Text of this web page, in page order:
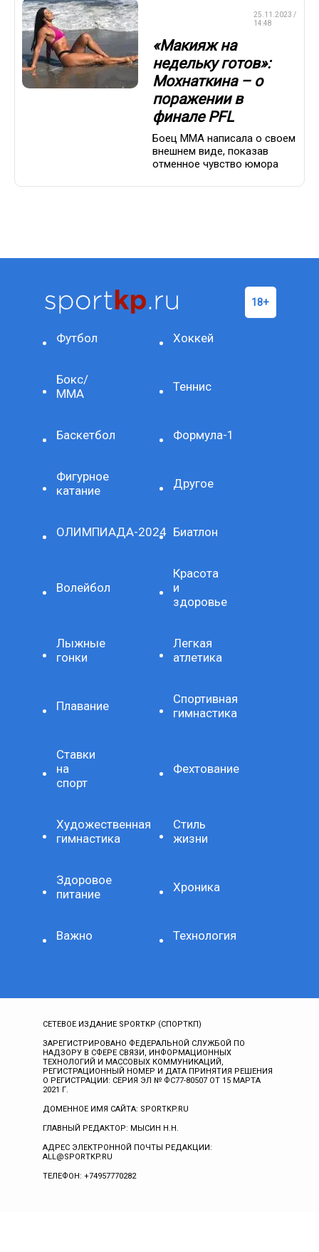
25.11.2023 /
14:48
«Макияж на
недельку готов»:
Мохнаткина – о
поражении в
финале PFL
Боец ММА написала о своем
внешнем виде, показав
отменное чувство юмора
Футбол Хоккей
Бокс/
ММА
Теннис
Баскетбол Формула-1
Фигурное
катание
Другое
ОЛИМПИАДА-2024 Биатлон
Волейбол
Красота
и
здоровье
Лыжные
гонки
Легкая
атлетика
Плавание
Спортивная
гимнастика
Ставки
на
спорт
Фехтование
Художественная
гимнастика
Стиль
жизни
Здоровое
питание
Хроника
Важно Технология
СЕТЕВОЕ ИЗДАНИЕ SPORTKP (СПОРТКП)
ЗАРЕГИСТРИРОВАНО ФЕДЕРАЛЬНОЙ СЛУЖБОЙ ПО
НАДЗОРУ В СФЕРЕ СВЯЗИ, ИНФОРМАЦИОННЫХ
ТЕХНОЛОГИЙ И МАССОВЫХ КОММУНИКАЦИЙ,
РЕГИСТРАЦИОННЫЙ НОМЕР И ДАТА ПРИНЯТИЯ РЕШЕНИЯ
О РЕГИСТРАЦИИ: СЕРИЯ ЭЛ № ФС77-80507 ОТ 15 МАРТА
2021 Г.
ДОМЕННОЕ ИМЯ САЙТА: SPORTKP.RU
ГЛАВНЫЙ РЕДАКТОР: МЫСИН Н.Н.
АДРЕС ЭЛЕКТРОННОЙ ПОЧТЫ РЕДАКЦИИ:
ALL@SPORTKP.RU
ТЕЛЕФОН: +74957770282